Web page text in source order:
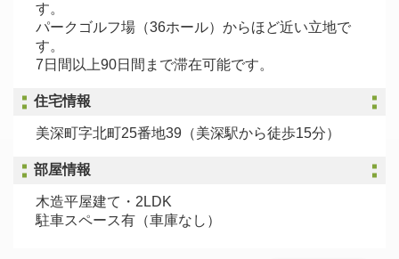
す。
パークゴルフ場（36ホール）からほど近い立地で
す。
7日間以上90日間まで滞在可能です。
住宅情報
美深町字北町25番地39（美深駅から徒歩15分）
部屋情報
木造平屋建て・2LDK
駐車スペース有（車庫なし）